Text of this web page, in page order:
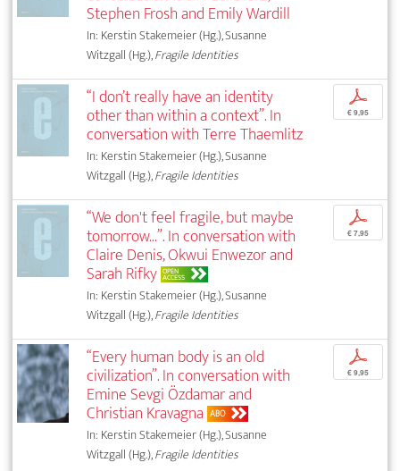
Stephen Frosh and Emily Wardill
In: Kerstin Stakemeier (Hg.), Susanne
Witzgall (Hg.),Fragile Identities
“I don’t really have an identity
other than within a context”. In
conversation with Terre Thaemlitz
In: Kerstin Stakemeier (Hg.), Susanne
Witzgall (Hg.),Fragile Identities
p
€ 9,95
“We don't feel fragile, but maybe
tomorrow...”. In conversation with
Claire Denis, Okwui Enwezor and
Sarah Rifky OPEN
ACCESS
In: Kerstin Stakemeier (Hg.), Susanne
Witzgall (Hg.),Fragile Identities
p
€ 7,95
“Every human body is an old
civilization”. In conversation with
Emine Sevgi Özdamar and
Christian Kravagna ABO
In: Kerstin Stakemeier (Hg.), Susanne
Witzgall (Hg.),Fragile Identities
p
€ 9,95